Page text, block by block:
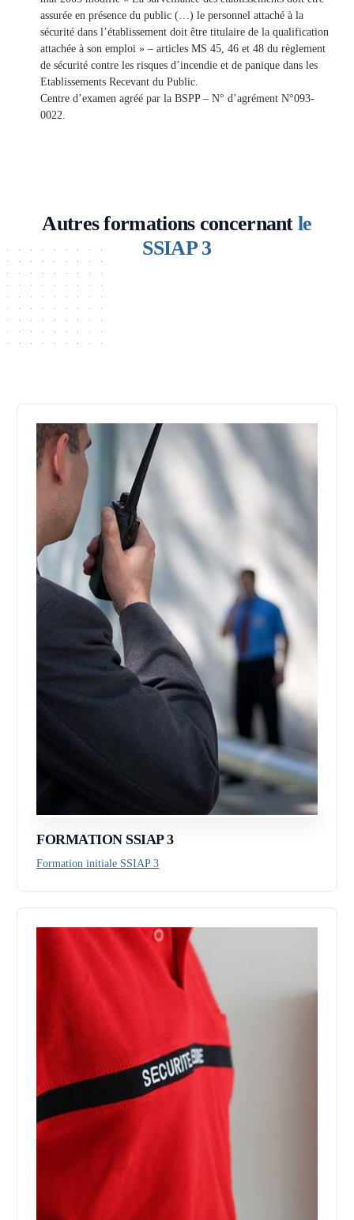
assurée en présence du public (…) le personnel attaché à la
sécurité dans l’établissement doit être titulaire de la qualification
attachée à son emploi » – articles MS 45, 46 et 48 du règlement
de sécurité contre les risques d’incendie et de panique dans les
Etablissements Recevant du Public.
Centre d’examen agréé par la BSPP – N° d’agrément N°093-
0022.
Autres formations concernant le
SSIAP 3
FORMATION SSIAP 3
Formation initiale SSIAP 3